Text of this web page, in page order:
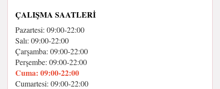
ÇALIŞMA SAATLERI
Pazartesi: 09:00-22:00
Salı: 09:00-22:00
Çarşamba: 09:00-22:00
Perşembe: 09:00-22:00
Cuma: 09:00-22:00
Cumartesi: 09:00-22:00